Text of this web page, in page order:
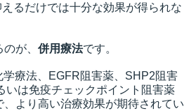
るだけでは十分な効果が得られな
が、 併用療法です。
療法、EGFR阻害薬、SHP2阻害
いは免疫チェックポイント阻害薬
、より高い治療効果が期待されてい